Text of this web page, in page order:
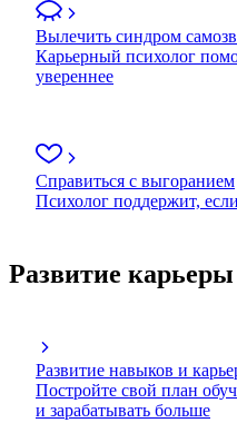
Вылечить синдром
Карьерный психолог
увереннее
Справиться с выгоранием
Психолог поддержит,
Развитие карьеры
Развитие навыков и
Постройте свой план
и зарабатывать больше